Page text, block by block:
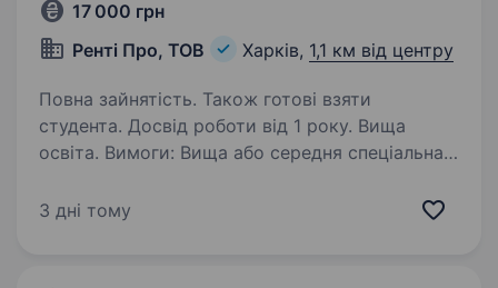
17 000 грн
Ренті Про, ТОВ
Харків, 1,1 км від центру
Повна зайнятість. Також готові взяти
студента. Досвід роботи від 1 року. Вища
освіта. Вимоги: Вища або середня спеціальна
буде перевагою. Грамотна усна та письмова
3 дні тому